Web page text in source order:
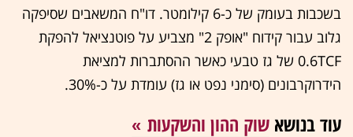
בשכבות בעומק של כ-6 קילומטר. דו"ח המשאבים שסיפקה
גלוב עבור קידוח "אופק 2" מצביע על פוטנציאל להפקת
0.6TCF של גז טבעי כאשר ההסתברות למציאת
הידרוקרבונים (סימני נפט או גז) עומדת על כ-30%.
עוד בנושא שוק ההון והשקעות